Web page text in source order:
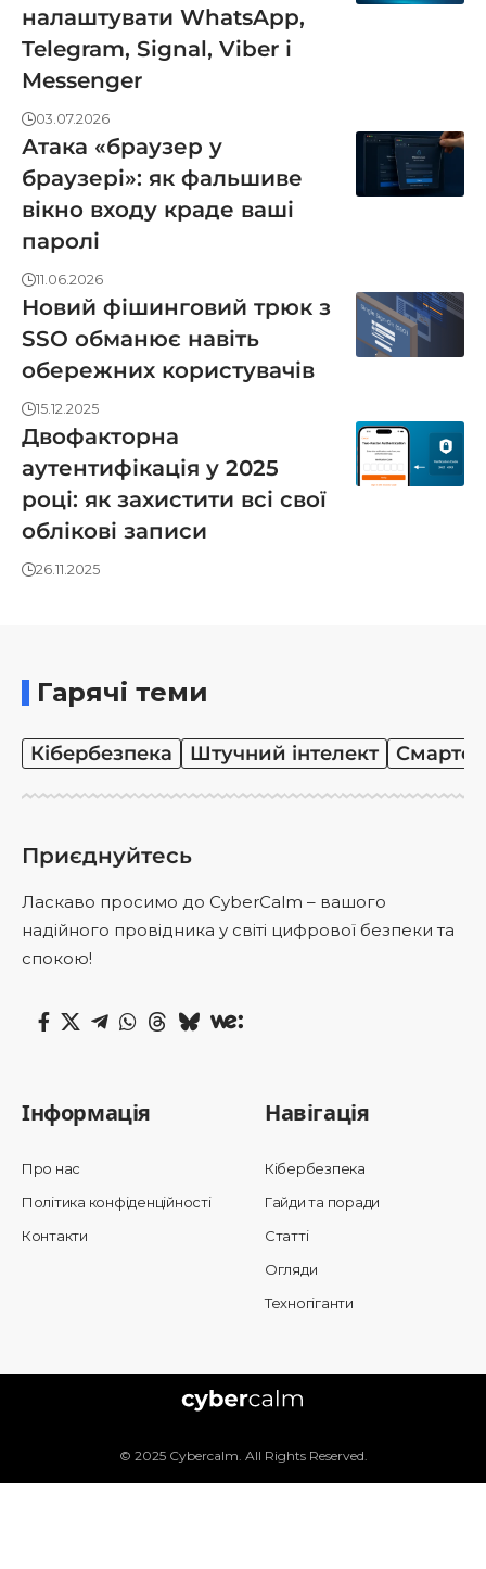
налаштувати WhatsApp,
Telegram, Signal, Viber і
Messenger
03.07.2026
Атака «браузер у
браузері»: як фальшиве
вікно входу краде ваші
паролі
11.06.2026
Новий фішинговий трюк з
SSO обманює навіть
обережних користувачів
15.12.2025
Двофакторна
аутентифікація у 2025
році: як захистити всі свої
облікові записи
26.11.2025
Гарячі теми
Кібербезпека Штучний інтелект
Приєднуйтесь
Ласкаво просимо до CyberCalm – вашого
надійного провідника у світі цифрової безпеки та
спокою!
Інформація
Про нас
Політика конфіденційності
Контакти
Навігація
Кібербезпека
Гайди та поради
Статті
Огляди
Техногіганти
© 2025 Cybercalm. All Rights Reserved.